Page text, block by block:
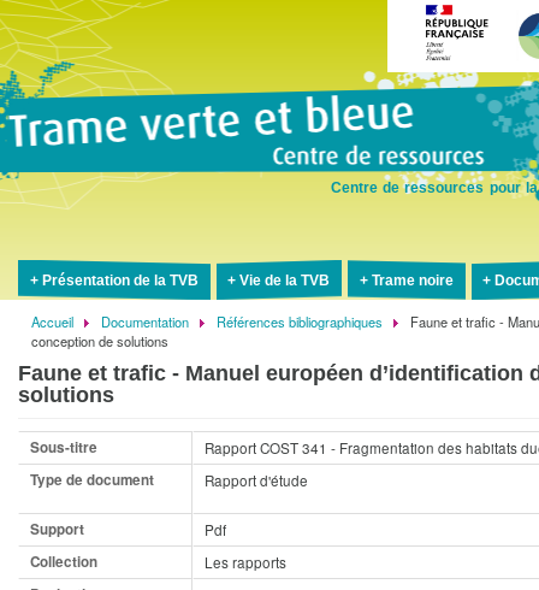
Centre de ressources pour
Présentation de la TVB Vie de la TVB Trame noire
Fil
d'Ariane
Accueil Documentation Références bibliographiques
Faune et trafic -
conception de solutions
Faune et trafic - Manuel européen
solutions
Sous-titre
Rapport COST 341 - Fragmentation des habitats
Type de document
Rapport d'étude
Support
Pdf
Collection
Les rapports